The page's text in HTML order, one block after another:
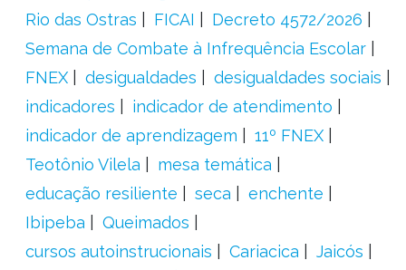
Rio das Ostras
FICAI
Decreto 4572/2026
Semana de Combate à Infrequência Escolar
FNEX
desigualdades
desigualdades sociais
indicadores
indicador de atendimento
indicador de aprendizagem
11º FNEX
Teotônio Vilela
mesa temática
educação resiliente
seca
enchente
Ibipeba
Queimados
cursos autoinstrucionais
Cariacica
Jaicós